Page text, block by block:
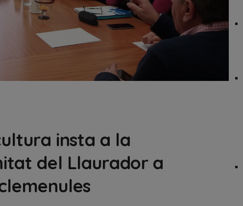
insta a la
del Llaurador a